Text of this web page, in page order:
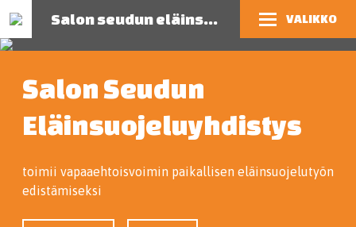
Salon seudun eläinsuojeluyhdistys VALIKKO
Salon Seudun
Eläinsuojeluyhdistys
toimii vapaaehtoisvoimin paikallisen eläinsuojelutyön
edistämiseksi